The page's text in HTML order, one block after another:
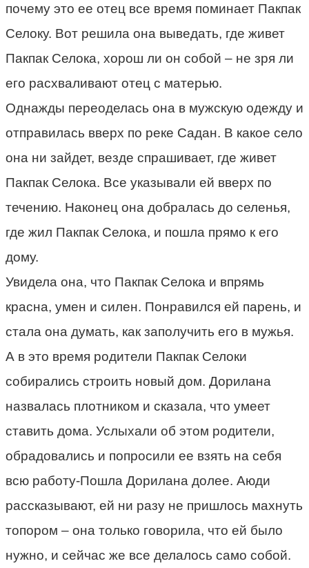
почему это ее отец все время поминает Пакпак
Селоку. Вот решила она выведать, где живет
Пакпак Селока, хорош ли он собой – не зря ли
его расхваливают отец с матерью.
Однажды переоделась она в мужскую одежду и
отправилась вверх по реке Садан. В какое село
она ни зайдет, везде спрашивает, где живет
Пакпак Селока. Все указывали ей вверх по
течению. Наконец она добралась до селенья,
где жил Пакпак Селока, и пошла прямо к его
дому.
Увидела она, что Пакпак Селока и впрямь
красна, умен и силен. Понравился ей парень, и
стала она думать, как заполучить его в мужья.
А в это время родители Пакпак Селоки
собирались строить новый дом. Дорилана
назвалась плотником и сказала, что умеет
ставить дома. Услыхали об этом родители,
обрадовались и попросили ее взять на себя
всю работу-Пошла Дорилана долее. Аюди
рассказывают, ей ни разу не пришлось махнуть
топором – она только говорила, что ей было
нужно, и сейчас же все делалось само собой.